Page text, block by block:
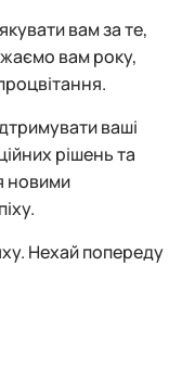
вам за те,
вам року,
ваші
рішень та
новими
Нехай попереду